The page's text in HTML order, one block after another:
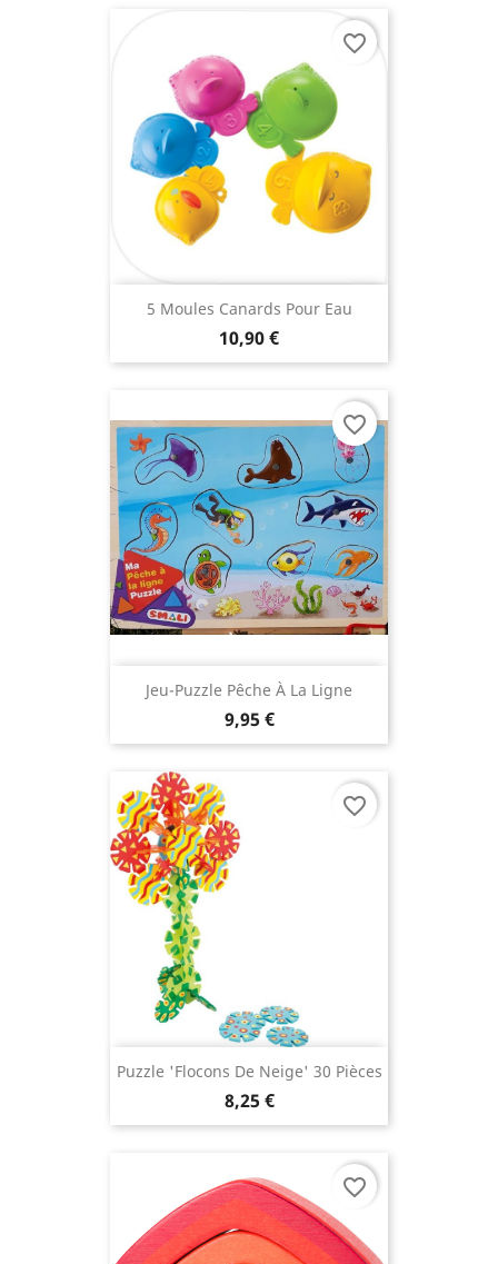
5 Moules Canards Pour Eau
10,90 €
favorite_border
Jeu-Puzzle Pêche À La Ligne
9,95 €
favorite_border
Puzzle 'flocons De Neige' 30 Pièces
8,25 €
favorite_border
favorite_border